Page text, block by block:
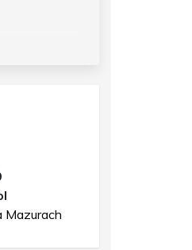
Mazurach